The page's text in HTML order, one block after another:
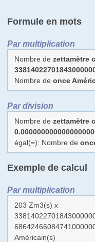
Formule en mots
Par multiplication
Nombre dezettamètre
Nombre deonce
Par division
Nombre dezettamètre
égal(=): Nombre de
Exemple de calcul
Par multiplication
203 Zm3(s) x
Américain(s)